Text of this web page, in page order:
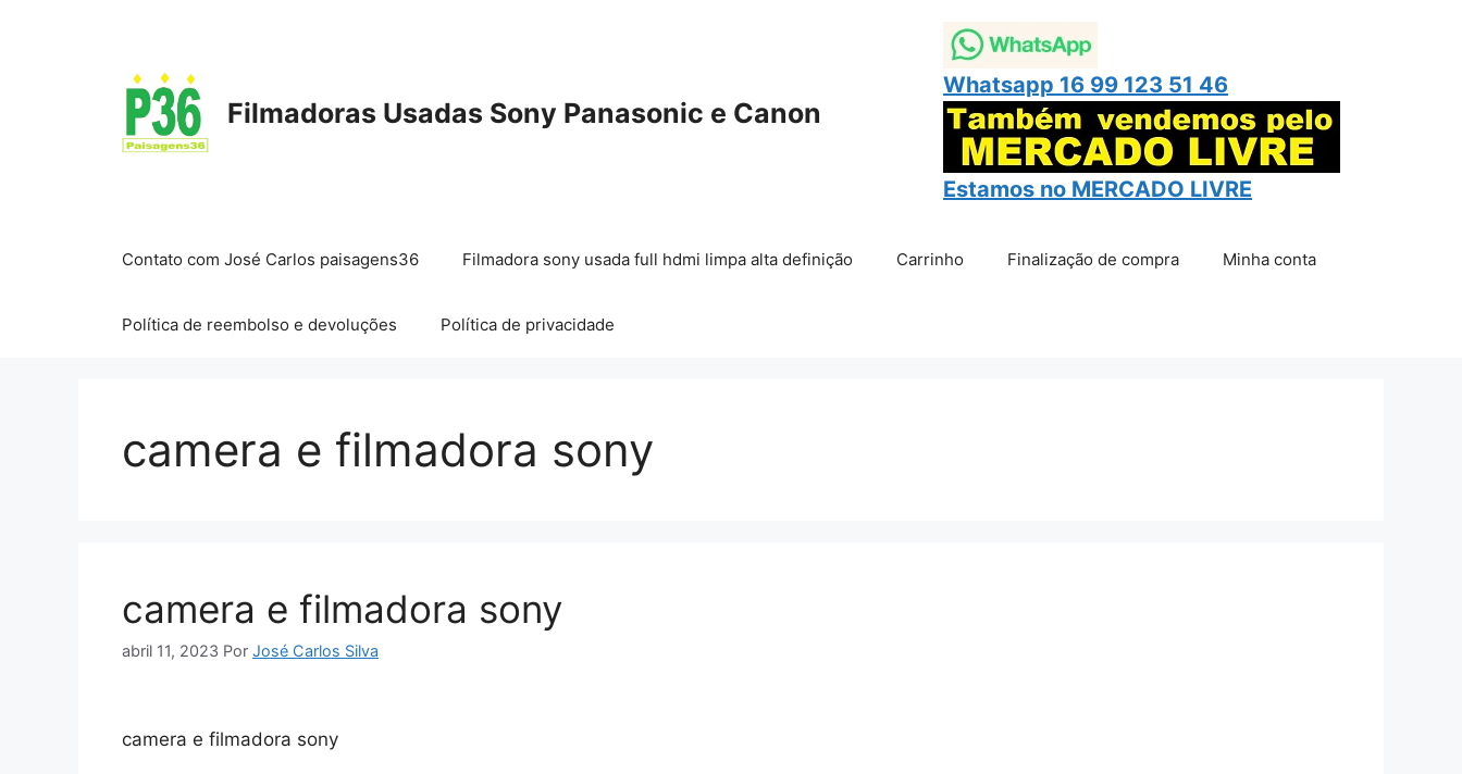
Filmadoras Usadas Sony Panasonic e Canon
Whatsapp 16 99 123 51 46
Estamos no MERCADO LIVRE
Contato com José Carlos paisagens36 Filmadora sony usada full hdmi limpa alta definição Carrinho Finalização de compra Minha conta
Política de reembolso e devoluções Política de privacidade
camera e filmadora sony
camera e filmadora sony
abril 11, 2023 Por José Carlos Silva
camera e filmadora sony